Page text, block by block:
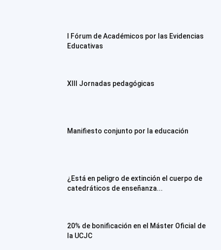
I Fórum de Académicos por las Evidencias
Educativas
XIII Jornadas pedagógicas
Manifiesto conjunto por la educación
¿Está en peligro de extinción el cuerpo de
catedráticos de enseñanza...
20% de bonificación en el Máster Oficial de
la UCJC